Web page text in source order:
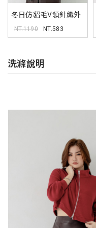
冬日仿貂毛V領針織外
套(附綁帶) MUA
NT.1190 NT.583
洗滌說明